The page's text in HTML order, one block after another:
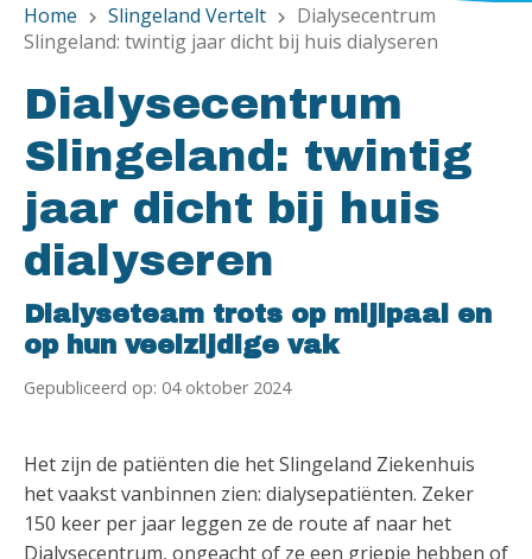
Home chevron_right Slingeland Vertelt chevron_right
Dialysecentrum
Slingeland: twintig jaar dicht bij huis dialyseren
Dialysecentrum
Slingeland: twintig
jaar dicht bij huis
dialyseren
Dialyseteam trots op mijlpaal en
op hun veelzijdige vak
Gepubliceerd op: 04 oktober 2024
Het zijn de patiënten die het Slingeland Ziekenhuis
het vaakst vanbinnen zien: dialysepatiënten. Zeker
150 keer per jaar leggen ze de route af naar het
Dialysecentrum, ongeacht of ze een griepje hebben of